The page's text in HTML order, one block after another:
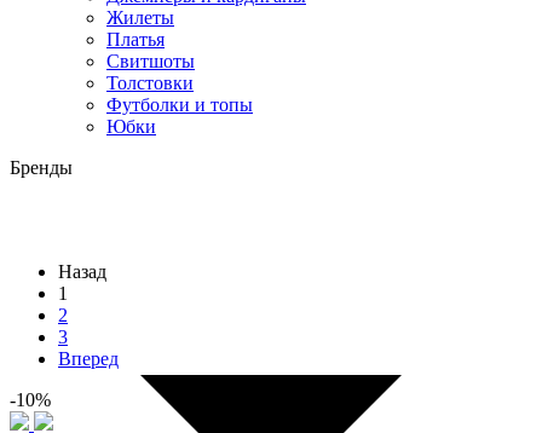
Жилеты
Платья
Свитшоты
Толстовки
Футболки и топы
Юбки
Бренды
Назад
1
2
3
Вперед
-10%